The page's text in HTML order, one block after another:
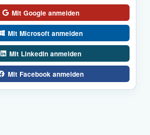
Mit Google anmelden
Mit Microsoft anmelden
Mit LinkedIn anmelden
Mit Facebook anmelden